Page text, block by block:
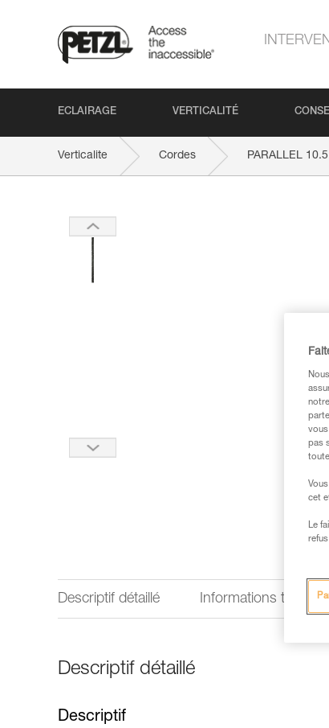
ECLAIRAGE VERTICALITÉ
Verticalite Cordes PARALLEL
Descriptif détaillé Informations
Descriptif détaillé
Descriptif
pas
cet
Le